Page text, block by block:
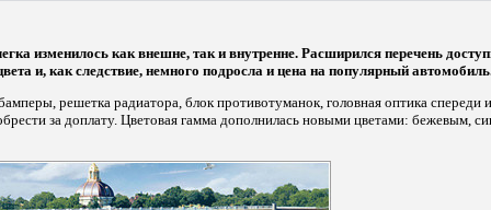
изменилось как внешне, так и внутренне. Расширился перечень
и, как следствие, немного подросла и цена на популярный
решетка радиатора, блок противотуманок, головная оптика спереди
за доплату. Цветовая гамма дополнилась новыми цветами: бежевым,